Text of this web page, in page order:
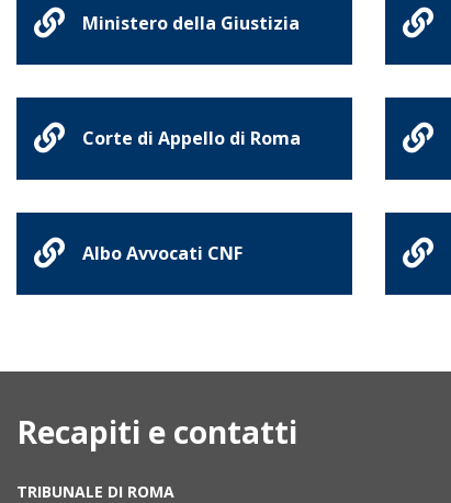
Ministero della Giustizia
Corte di Appello di Roma
Albo Avvocati CNF
Recapiti e contatti
TRIBUNALE DI ROMA